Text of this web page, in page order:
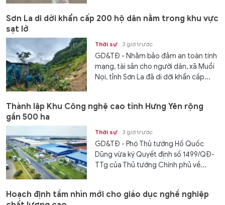
Sơn La di dời khẩn cấp 200 hộ dân nằm trong khu vực
sạt lở
Thời sự 3 giờ trước
GD&TĐ - Nhằm bảo đảm an toàn tính
mạng, tài sản cho người dân, xã Muổi
Nọi, tỉnh Sơn La đã di dời khẩn cấp...
Thành lập Khu Công nghệ cao tỉnh Hưng Yên rộng
gần 500 ha
Thời sự 3 giờ trước
GD&TĐ - Phó Thủ tướng Hồ Quốc
Dũng vừa ký Quyết định số 1499/QĐ-
TTg của Thủ tướng Chính phủ về...
Hoạch định tầm nhìn mới cho giáo dục nghề nghiệp